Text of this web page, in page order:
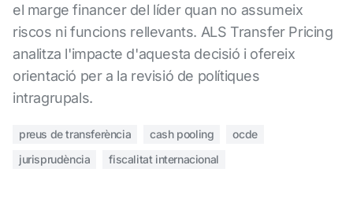
el marge financer del líder quan no assumeix
riscos ni funcions rellevants. ALS Transfer Pricing
analitza l'impacte d'aquesta decisió i ofereix
orientació per a la revisió de polítiques
intragrupals.
preus de transferència cash pooling
ocde
jurisprudència
fiscalitat internacional